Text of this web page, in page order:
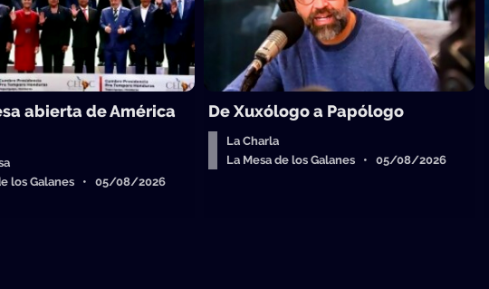
abierta de América
los Galanes • 05/08/2026
De Xuxólogo a Papólogo
La Charla
La Mesa de los Galanes • 05/08/2026